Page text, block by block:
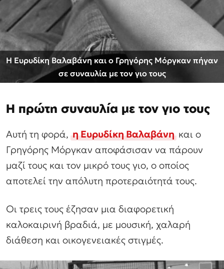
Η Ευρυδίκη Βαλαβάνη και ο Γρηγόρης Μόργκαν πήγαν
σε συναυλία με τον γιο τους
Η πρώτη συναυλία με τον γιο τους
Αυτή τη φορά,η Ευρυδίκη Βαλαβάνηκαι ο
Γρηγόρης Μόργκαν αποφάσισαν να πάρουν
μαζί τους και τον μικρό τους γιο, ο οποίος
αποτελεί την απόλυτη προτεραιότητά τους.
Οι τρεις τους έζησαν μια διαφορετική
καλοκαιρινή βραδιά, με μουσική, χαλαρή
διάθεση και οικογενειακές στιγμές.